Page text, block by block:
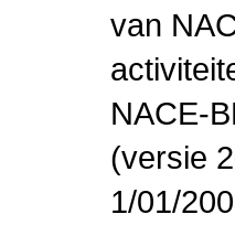
van
NACE-
(versie
1/01/